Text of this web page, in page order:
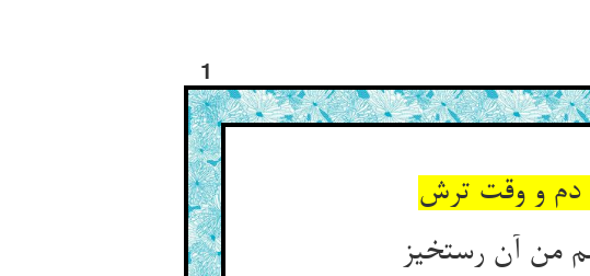
1
من آن رستخیز